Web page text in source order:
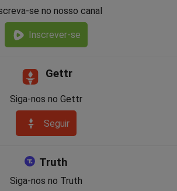
se no nosso canal
Inscrever-se
Gettr
Siga-nos no Gettr
Seguir
Truth
Siga-nos no Truth